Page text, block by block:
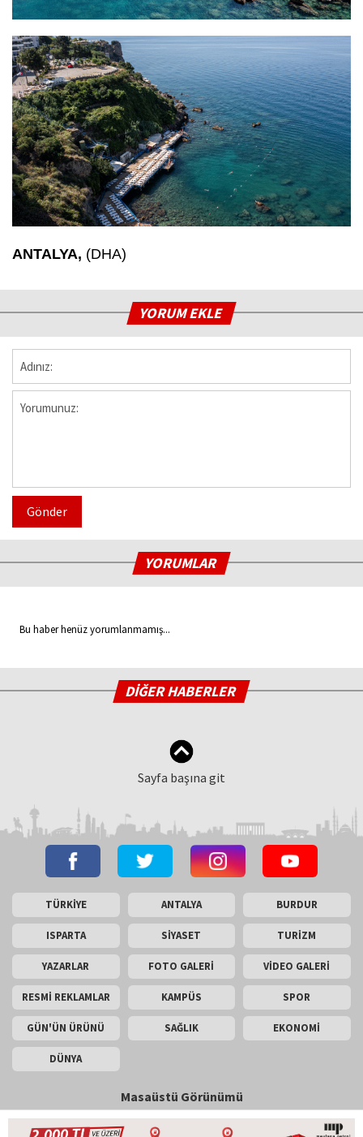
ANTALYA, (DHA)
YORUM EKLE
Gönder
YORUMLAR
Bu haber henüz yorumlanmamış...
DİĞER HABERLER
Sayfa başına git
TÜRKİYE ANTALYA BURDUR
ISPARTA SİYASET TURİZM
YAZARLAR FOTO GALERİ VİDEO GALERİ
RESMİ REKLAMLAR KAMPÜS SPOR
GÜN'ÜN ÜRÜNÜ SAĞLIK EKONOMİ
DÜNYA
Masaüstü Görünümü
İletişim